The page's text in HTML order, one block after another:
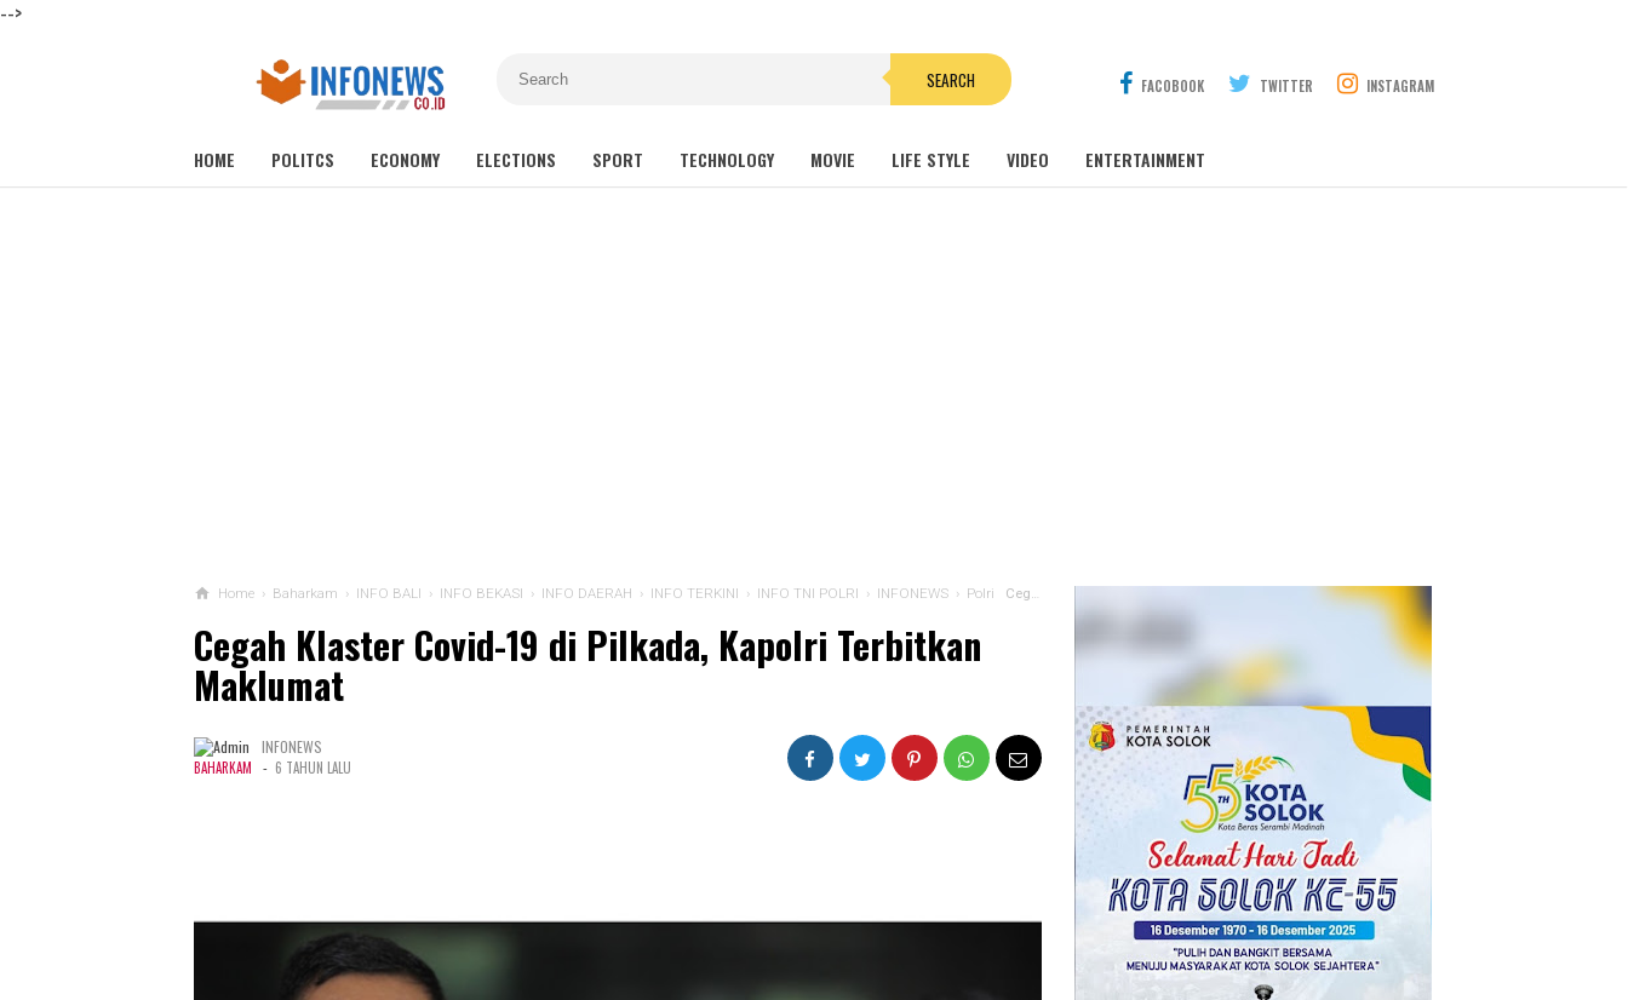
-->
SEARCH FACOBOOK TWITTER INSTAGRAM
HOME POLITCS ECONOMY ELECTIONS SPORT TECHNOLOGY MOVIE LIFE STYLE VIDEO ENTERTAINMENT
Home › Baharkam › INFO BALI › INFO BEKASI › INFO DAERAH › INFO TERKINI › INFO TNI POLRI › INFONEWS › Polri Cegah Klaster Covid-19 di Pilkada, Kapolri Terbitkan Maklumat
Cegah Klaster Covid-19 di Pilkada, Kapolri Terbitkan
Maklumat
INFONEWS
BAHARKAM - 6 TAHUN LALU